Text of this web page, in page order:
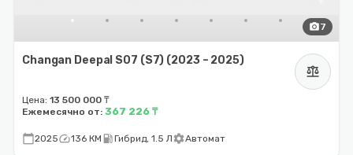
photo_camera7
Changan Deepal S07 (S7) (2023 – 2025)
balance
Цена: 13 500 000 ₸
Ежемесячно от: 367 226 ₸
calendar_today2025speed136 КМ local_gas_stationГибрид, 1.5 ЛsettingsАвтомат